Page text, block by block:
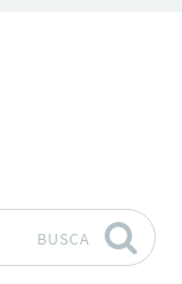
BUSCA